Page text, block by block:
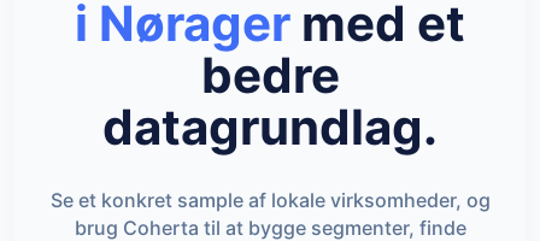
i Nørager med et
bedre
datagrundlag.
Se et konkret sample af lokale virksomheder, og
brug Coherta til at bygge segmenter, finde